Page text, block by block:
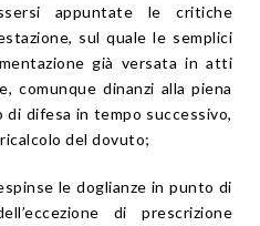
appuntate le critiche
sul quale le semplici
già versata in atti
comunque dinanzi alla piena
difesa in tempo successivo,
del dovuto;
le doglianze in punto di
di prescrizione